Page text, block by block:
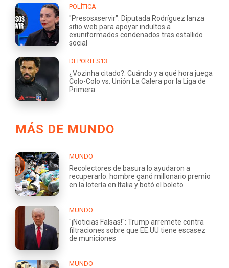
POLÍTICA
"Presosxservir": Diputada Rodríguez lanza
sitio web para apoyar indultos a
exuniformados condenados tras estallido
social
DEPORTES13
¿Vozinha citado?: Cuándo y a qué hora juega
Colo-Colo vs. Unión La Calera por la Liga de
Primera
MÁS DE MUNDO
MUNDO
Recolectores de basura lo ayudaron a
recuperarlo: hombre ganó millonario premio
en la lotería en Italia y botó el boleto
MUNDO
"¡Noticias Falsas!": Trump arremete contra
filtraciones sobre que EE.UU tiene escasez
de municiones
MUNDO